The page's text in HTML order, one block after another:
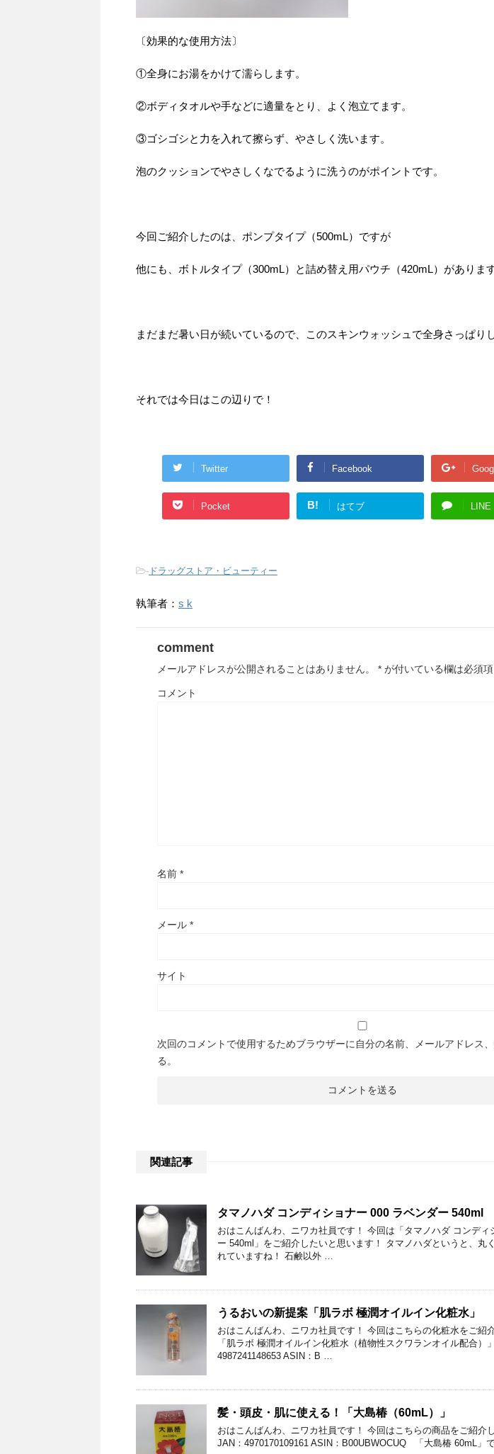
〔効果的な使用方法〕
①全身にお湯をかけて濡らします。
②ボディタオルや手などに適量をとり、よく泡立てます。
③ゴシゴシと力を入れて擦らず、やさしく洗います。
泡のクッションでやさしくなでるように洗うのがポイントです。
今回ご紹介したのは、ポンプタイプ（500mL）ですが
他にも、ボトルタイプ（300mL）と詰め替え用パウチ（420mL）があります
まだまだ暑い日が続いているので、このスキンウォッシュで全身さっぱり
それでは今日はこの辺りで！
Twitter Facebook
Pocket B! はてブ LINE
- ドラッグストア・ビューティー
執筆者： s k
comment
メールアドレスが公開されることはありません。 * が付いている欄は必須
コメント
名前 *
メール *
サイト
次回のコメントで使用するためブラウザーに自分の名前、メールアドレス
る。
関連記事
タマノハダ コンディショナー 000 ラベンダー 540ml
おはこんばんわ、ニワカ社員です！ 今回は「タマノハダ コンディ
ー 540ml」をご紹介したいと思います！ タマノハダというと、丸
れていますね！ 石鹸以外 …
うるおいの新提案「肌ラボ 極潤オイルイン化粧水」
おはこんばんわ、ニワカ社員です！ 今回はこちらの化粧水をご紹
「肌ラボ 極潤オイルイン化粧水（植物性スクワランオイル配合）
4987241148653 ASIN：B …
髪・頭皮・肌に使える！「大島椿（60mL）」
おはこんばんわ、ニワカ社員です！ 今回はこちらの商品をご紹介
JAN：4970170109161 ASIN：B00UBWOCUQ 「大島椿 60mL」